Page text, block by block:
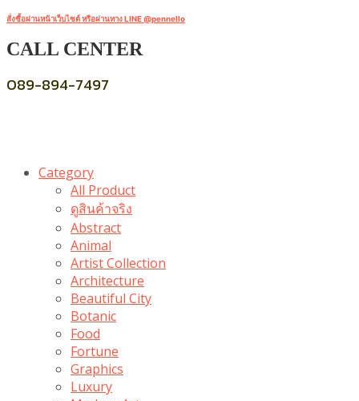
สั่งซื้อผ่านหน้าเว็บไซต์ หรือผ่านทาง LINE @pennello
CALL CENTER
089-894-7497
Category
All Product
ดูสินค้าจริง
Abstract
Animal
Artist Collection
Architecture
Beautiful City
Botanic
Food
Fortune
Graphics
Luxury